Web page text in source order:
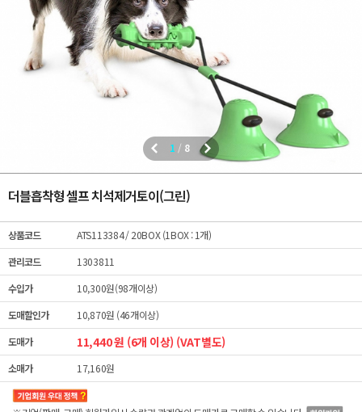
1 / 8
더블흡착형 셀프 치석제거토이(그린)
상품코드 ATS113384/ 20BOX (1BOX : 1개)
관리코드
1303811
수입가
10,300원(98개이상)
도매할인가
10,870원 (46개이상)
도매가
11,440 원 (6개 이상) (VAT별도)
소매가 17,160원